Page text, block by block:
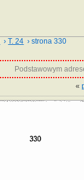
›T. 24 › strona 330
Podstawowym
«